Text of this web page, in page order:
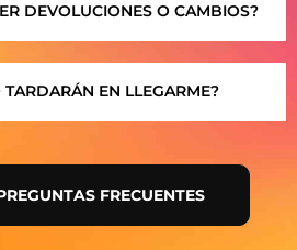
DEVOLUCIONES O CAMBIOS?
EN LLEGARME?
FRECUENTES